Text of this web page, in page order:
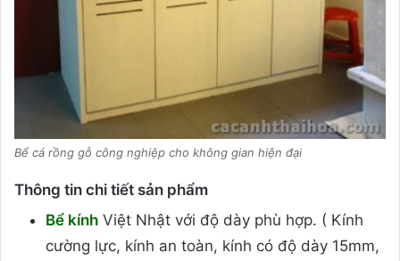
Bể cá rồng gỗ công nghiệp cho không gian hiện đại
Thông tin chi tiết sản phẩm
Bể kính Việt Nhật với độ dày phù hợp. ( Kính
cường lực, kính an toàn, kính có độ dày 15mm,